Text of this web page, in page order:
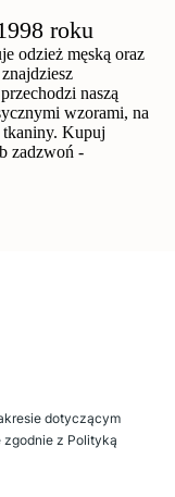
roku
odzież męską oraz
naszą
wzorami, na
tkaniny. Kupuj
zadzwoń -
dotyczącym
z Polityką